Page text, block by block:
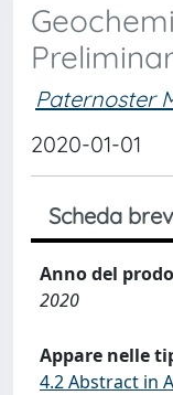
Paternoster
2020-01-01
Scheda
Anno del
2020
Appare nelle
4.2 Abstract in